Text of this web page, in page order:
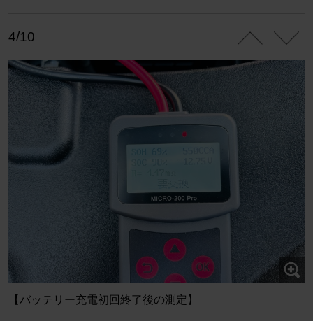
4/10
【バッテリー充電初回終了後の測定】